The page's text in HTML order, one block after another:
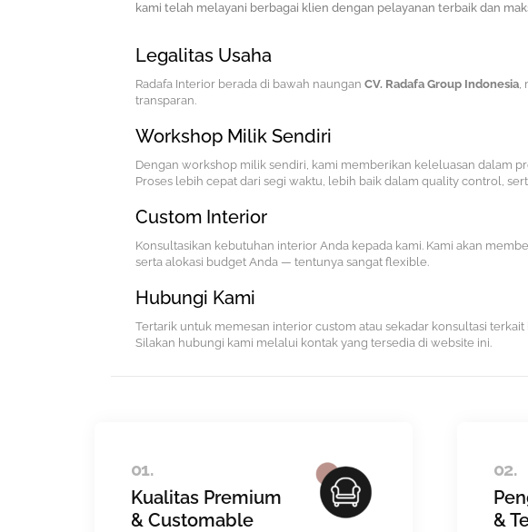
kami telah melayani berbagai klien dengan pelayanan terbaik dan
Legalitas Usaha
Radafa Interior berada di bawah naunganCV. Radafa Group Indonesia,
transparan.
Workshop Milik Sendiri
Dengan workshop milik sendiri, kami memberikan keleluasan dalam
Proses lebih cepat dari segi waktu, lebih baik dalam quality control,
Custom Interior
Konsultasikan kebutuhan interior Anda kepada kami. Kami akan
serta alokasi budget Anda — tentunya sangat flexible.
Hubungi Kami
Tertarik untuk memesan interior custom atau sekadar konsultasi
Silakan hubungi kami melalui kontak yang tersedia di website ini.
01.
Kualitas Premium
& Customable
02.
&